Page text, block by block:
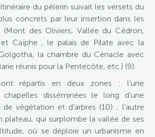
du pèlerin suivait les versets du
concrets par leur insertion dans les
(Mont des Oliviers, Vallée du Cédron,
et Caïphe , le palais de Pilate avec la
la chambre du Cénacle avec
réunis pour la Pentecôte, etc.) (9).
répartis en deux zones : l’une
disséminées le long d’une
végétation et d’arbres (10) ; l’autre
plateau, qui surplombe la vallée de ses
où se déploie un urbanisme en